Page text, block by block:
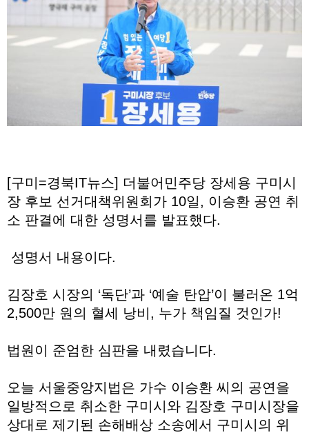
[구미=경북IT뉴스] 더불어민주당 장세용 구미시
장 후보 선거대책위원회가 10일, 이승환 공연 취
소 판결에 대한 성명서를 발표했다.
성명서 내용이다.
김장호 시장의 ‘독단’과 ‘예술 탄압’이 불러온 1억
2,500만 원의 혈세 낭비, 누가 책임질 것인가!
법원이 준엄한 심판을 내렸습니다.
오늘 서울중앙지법은 가수 이승환 씨의 공연을
일방적으로 취소한 구미시와 김장호 구미시장을
상대로 제기된 손해배상 소송에서 구미시의 위